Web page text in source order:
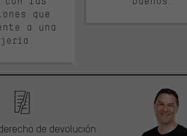
que
a una
de devolución